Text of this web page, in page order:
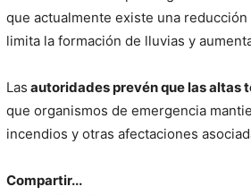
que actualmente existe una
limita la formación de lluvias y
Las autoridades prevén que las altas
que organismos de emergencia
incendios y otras afectaciones
Compartir...